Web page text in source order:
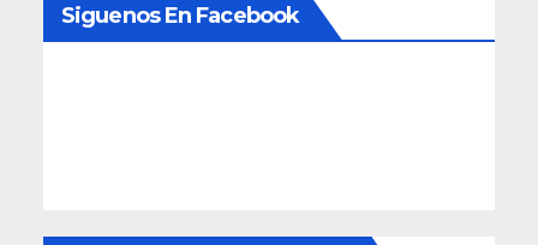
Siguenos En Facebook